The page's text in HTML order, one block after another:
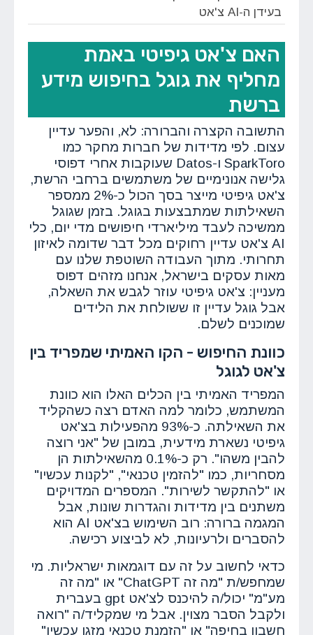
בעידן ה-AI צ'אט
האם צ'אט גיפיטי באמת
מחליף את גוגל בחיפוש מידע
ברשת
התשובה הקצרה והברורה: לא, והפער עדיין
עצום. לפי מדידות של חברות מחקר כמו
SparkToro ו-Datos שעוקבות אחרי דפוסי
גלישה אנונימיים של משתמשים ברחבי הרשת,
צ'אט גיפיטי מייצר בסך הכול כ-2% ממספר
השאילתות שמתבצעות בגוגל. בזמן שגוגל
ממשיכה לעבד מיליארדי חיפושים מדי יום, כלי
AI צ'אט עדיין רחוקים מכל דבר שדומה לאיזון
תחרותי. מתוך העבודה השוטפת שלנו עם
מאות עסקים בישראל, אנחנו מזהים דפוס
מעניין: צ'אט גיפיטי עוזר לגבש את השאלה,
אבל גוגל עדיין זו ששולחת את הלידים
שמוכנים לשלם.
כוונת החיפוש - הקו האמיתי שמפריד בין
צ'אט לגוגל
המפריד האמיתי בין הכלים האלו הוא כוונת
המשתמש, כלומר למה האדם רצה כשהקליד
את השאילתה. כ-93% מהפעילות בצ'אט
גיפיטי נשארת מידעית, במובן של "אני רוצה
להבין משהו". רק כ-0.1% מהשאילתות הן
מסחריות, כמו "להזמין טכנאי", "לקנות עכשיו"
או "להתקשר לשירות". המספרים המדויקים
משתנים בין מדידות והגדרות שונות, אבל
המגמה ברורה: רוב השימוש בצ'אט AI הוא
להסברים ולרעיונות, לא לביצוע רכישה.
כדאי לחשוב על זה עם דוגמאות ישראליות. מי
שמחפש/ת "מה זה ChatGPT" או "מה זה
מע"מ" יכול/ה להיכנס לצ'אט gpt בעברית
ולקבל הסבר מצוין. אבל מי שמקליד/ה "רואה
חשבון בחיפה" או "הזמנת טכנאי מזגן עכשיו"